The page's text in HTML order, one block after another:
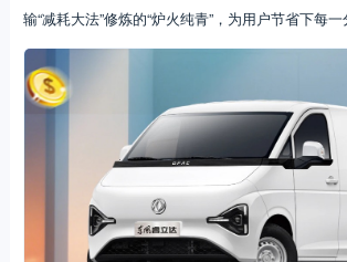
输“减耗大法”修炼的“炉火纯青”，为用户节省下每一